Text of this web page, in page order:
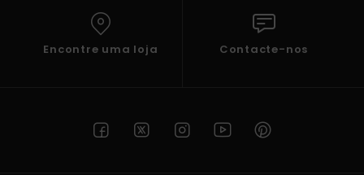
Encontre uma loja Contacte-nos